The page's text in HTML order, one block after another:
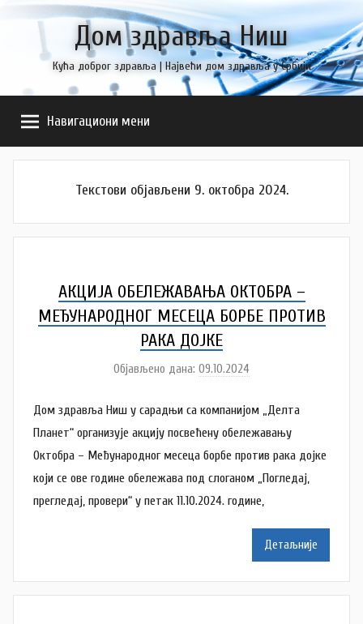
Дом здравља Ниш
Кућа доброг здравља | Највећи дом здравља у Србији
Навигациони мени
Текстови објављени 9. октобра 2024.
АКЦИЈА ОБЕЛЕЖАВАЊА ОКТОБРА –
МЕЂУНАРОДНОГ МЕСЕЦА БОРБЕ ПРОТИВ
РАКА ДОЈКЕ
Објављено дана: 09.10.2024
т
о
р
N
a
š
a
Дом здравља Ниш у сарадњи са компанијом „Делта
Планет“ организује акцију посвећену обележавању
Октобра – Међународног месеца борбе против рака дојке
који се ове године обележава под слоганом „Погледај,
прегледај, провери“ у петак 11.10.2024. године,
Детаљније